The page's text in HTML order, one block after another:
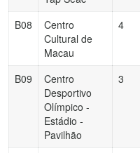
B08
Centro
Cultural de
Macau
4
B09
Centro
Desportivo
Olímpico -
Estádio -
Pavilhão
3